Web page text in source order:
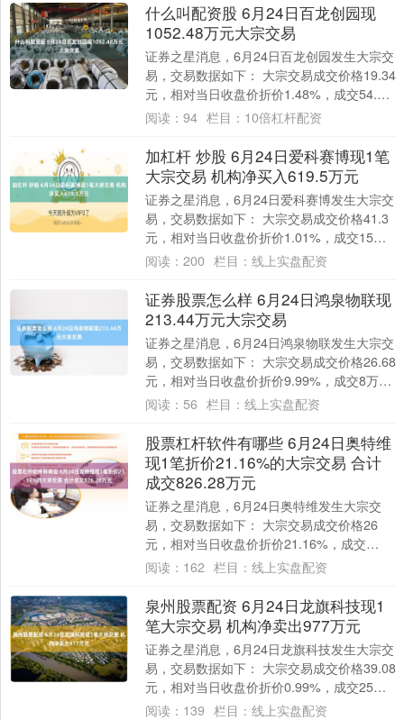
什么叫配资股 6月24日百龙创园现
1052.48万元大宗交易
证券之星消息，6月24日百龙创园发生大宗交
易，交易数据如下： 大宗交易成交价格19.34
元，相对当日收盘价折价1.48%，成交54.42
万股，成交金额1052.....
阅读： 94 栏目： 10倍杠杆配资
加杠杆 炒股 6月24日爱科赛博现1笔
大宗交易 机构净买入619.5万元
证券之星消息，6月24日爱科赛博发生大宗交
易，交易数据如下： 大宗交易成交价格41.3
元，相对当日收盘价折价1.01%，成交15万
股，成交金额619.5万元，买....
阅读： 200 栏目： 线上实盘配资
证券股票怎么样 6月24日鸿泉物联现
213.44万元大宗交易
证券之星消息，6月24日鸿泉物联发生大宗交
易，交易数据如下： 大宗交易成交价格26.68
元，相对当日收盘价折价9.99%，成交8万
股，成交金额213.44万元，....
阅读： 56 栏目： 线上实盘配资
股票杠杆软件有哪些 6月24日奥特维
现1笔折价21.16%的大宗交易 合计
成交826.28万元
证券之星消息，6月24日奥特维发生大宗交
易，交易数据如下： 大宗交易成交价格26
元，相对当日收盘价折价21.16%，成交
31.78万股，成交金额826.28万元....
阅读： 162 栏目： 线上实盘配资
泉州股票配资 6月24日龙旗科技现1
笔大宗交易 机构净卖出977万元
证券之星消息，6月24日龙旗科技发生大宗交
易，交易数据如下： 大宗交易成交价格39.08
元，相对当日收盘价折价0.99%，成交25万
股，成交金额977万元，买方....
阅读： 139 栏目： 线上实盘配资